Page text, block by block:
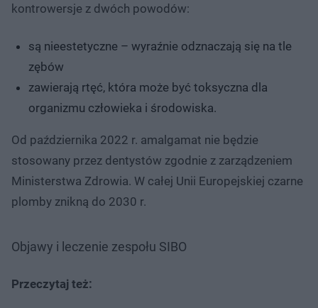
kontrowersje z dwóch powodów:
są nieestetyczne – wyraźnie odznaczają się na tle
zębów
zawierają rtęć, która może być toksyczna dla
organizmu człowieka i środowiska.
Od października 2022 r. amalgamat nie będzie
stosowany przez dentystów zgodnie z zarządzeniem
Ministerstwa Zdrowia. W całej Unii Europejskiej czarne
plomby znikną do 2030 r.
Objawy i leczenie zespołu SIBO
Przeczytaj też: